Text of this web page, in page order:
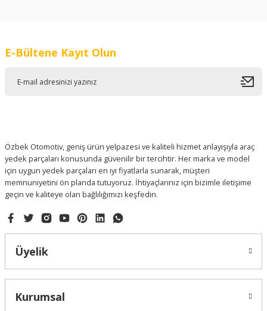
Ürün resmi kalitesiz, bozuk veya görüntülenemiyor.
Gönder
E-Bültene Kayıt Olun
Özbek Otomotiv, geniş ürün yelpazesi ve kaliteli hizmet anlayışıyla araç
yedek parçaları konusunda güvenilir bir tercihtir. Her marka ve model
için uygun yedek parçaları en iyi fiyatlarla sunarak, müşteri
memnuniyetini ön planda tutuyoruz. İhtiyaçlarınız için bizimle iletişime
geçin ve kaliteye olan bağlılığımızı keşfedin.
Üyelik
Kurumsal